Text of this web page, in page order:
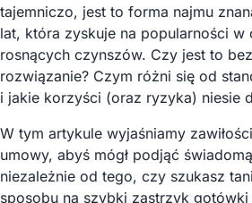
tajemniczo, jest to forma najmu
lat, która zyskuje na popularności w
rosnących czynszów. Czy jest to
rozwiązanie? Czym różni się od
i jakie korzyści (oraz ryzyka) niesie
W tym artykule wyjaśniamy
umowy, abyś mógł podjąć
niezależnie od tego, czy szukasz
sposobu na szybki zastrzyk gotówki